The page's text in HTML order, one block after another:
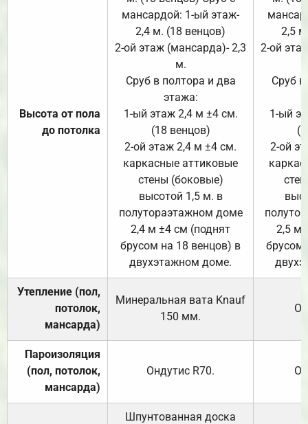
Высота от пола
до потолка
мансардой: 1-ый этаж-
2,4 м. (18 венцов)
2-ой этаж (мансарда)- 2,3
м.
Сруб в полтора и два
этажа:
1-ый этаж 2,4 м ±4 см.
(18 венцов)
2-ой этаж 2,4 м ±4 см.
каркасные аттиковые
стены (боковые)
высотой 1,5 м. в
полутораэтажном доме
2,4 м ±4 см (поднят
брусом на 18 венцов) в
двухэтажном доме.
2,5
2-ой
Сруб
1-ый
2-ой
2,5 м
брусом
Утепление (пол,
потолок,
мансарда)
Минеральная вата Knauf
150 мм.
Пароизоляция
(пол, потолок,
мансарда)
Ондутис R70.
Шпунтованная доска